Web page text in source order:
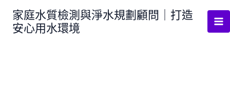
家庭水質檢測與淨水規劃顧問｜打造
安心用水環境